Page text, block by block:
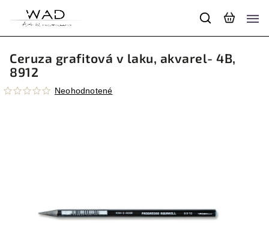
Ceruza grafitová v laku, akvarel- 4B,
8912
Neohodnotené